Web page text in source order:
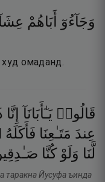
وَجَآءُوٓ أَبَاهُمْ
омаданд.
قَالُوا۟ يَـٰٓأَبَانَآ إِنَّا
عِندَ مَتَـٰعِنَا فَأَكَلَهُ
لَّنَا وَلَوْ كُنَّا
таракна Йусуфа ъинда